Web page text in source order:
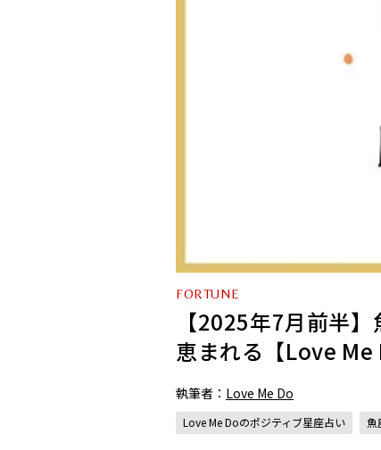
FORTUNE
【2025年7月前半
恵まれる【Love Me
執筆者： Love Me Do
Love Me Doのポジティブ星座占い 魚